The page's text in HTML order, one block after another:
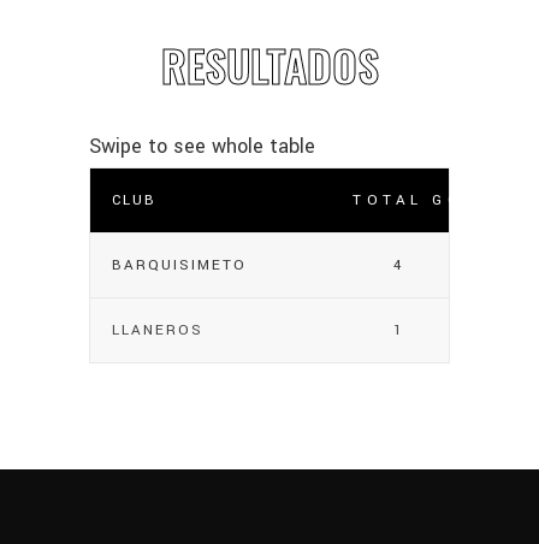
RESULTADOS
CLUB TOTAL GOLES
BARQUISIMETO 4
LLANEROS 1